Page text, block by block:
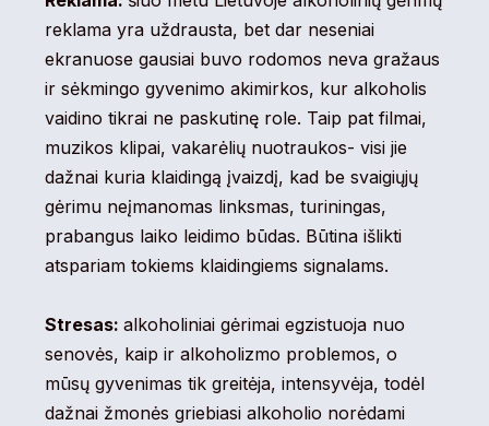
reklama yra uždrausta, bet dar neseniai
ekranuose gausiai buvo rodomos neva gražaus
ir sėkmingo gyvenimo akimirkos, kur alkoholis
vaidino tikrai ne paskutinę role. Taip pat filmai,
muzikos klipai, vakarėlių nuotraukos- visi jie
dažnai kuria klaidingą įvaizdį, kad be svaigiųjų
gėrimu neįmanomas linksmas, turiningas,
prabangus laiko leidimo būdas. Būtina išlikti
atspariam tokiems klaidingiems signalams.
Stresas:alkoholiniai gėrimai egzistuoja nuo
senovės, kaip ir alkoholizmo problemos, o
mūsų gyvenimas tik greitėja, intensyvėja, todėl
dažnai žmonės griebiasi alkoholio norėdami